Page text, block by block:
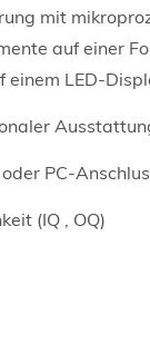
mit
auf einer
einem LED-
PC-
(IQ , OQ)